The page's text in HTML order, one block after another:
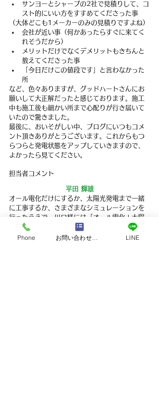
サンヨーとシャープの2社で見積りして、コ
スト的にいい方をすすめてくださった事
（大体どこも1メーカーのみの見積りですよね）
会社が近い事（何かあったらすぐに来てく
れそうだから）
メリットだけでなくデメリットもきちんと
教えてくださった事
「今日だけこの値段です」と言わなかった
所
など、色々ありますが、グッドハートさんにお
願いして大正解だったと感じております。施工
中も施工後も細かい所まで心配りが行き届いて
いたので驚きました。
最後に、おいそがしい中、ブログにいつもコメ
ント頂きありがとうございます。これからもつ
らつらと発電状態をアップしていきますので、
よかったら見てください。
担当者コメント
平田 輝雄
オール電化だけにするか、太陽光発電まで一緒
に工事するか、さまざまなシミュレーションを
行ったうえで、川口様には「オール電化＋太陽
光発電」を選んでいただきました。光熱費ゼロ
を実現できるはずですし、工事後の発電量も順
Phone お問い合わせフォーム LINE